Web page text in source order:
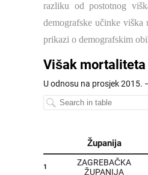
razliku od postotnog
demografske učinke
prikazi o demografskim